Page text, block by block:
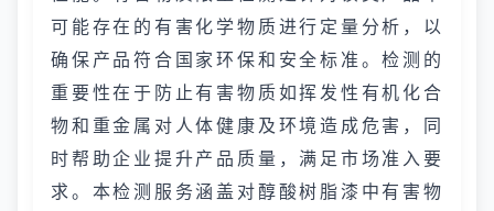
可能存在的有害化学物质进行定量分析，以
确保产品符合国家环保和安全标准。检测的
重要性在于防止有害物质如挥发性有机化合
物和重金属对人体健康及环境造成危害，同
时帮助企业提升产品质量，满足市场准入要
求。本检测服务涵盖对醇酸树脂漆中有害物